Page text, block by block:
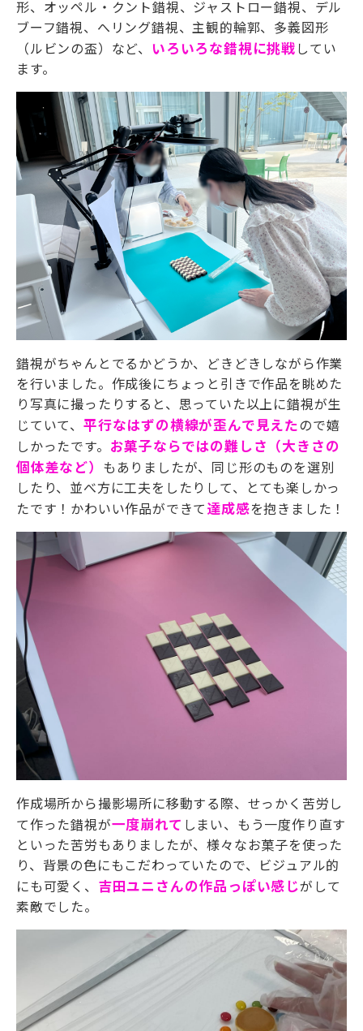
形、オッペル・クント錯視、ジャストロー錯視、デル
ブーフ錯視、へリング錯視、主観的輪郭、多義図形
（ルビンの盃）など、 いろいろな錯視に挑戦してい
ます。
錯視がちゃんとでるかどうか、どきどきしながら作業
を行いました。作成後にちょっと引きで作品を眺めた
り写真に撮ったりすると、思っていた以上に錯視が生
じていて、 平行なはずの横線が歪んで見えたので嬉
しかったです。 お菓子ならではの難しさ（大きさの
個体差など） もありましたが、同じ形のものを選別
したり、並べ方に工夫をしたりして、とても楽しかっ
たです！かわいい作品ができて達成感を抱きました！
作成場所から撮影場所に移動する際、せっかく苦労し
て作った錯視が一度崩れて しまい、もう一度作り直す
といった苦労もありましたが、様々なお菓子を使った
り、背景の色にもこだわっていたので、ビジュアル的
にも可愛く、 吉田ユニさんの作品っぽい感じがして
素敵でした。